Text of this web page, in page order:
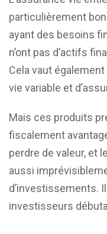
particulièrement
ayant des besoins
n’ont pas d’actifs
Cela vaut
vie variable et
Mais ces produits
fiscalement
perdre de valeur, et
aussi
d’investissements.
investisseurs